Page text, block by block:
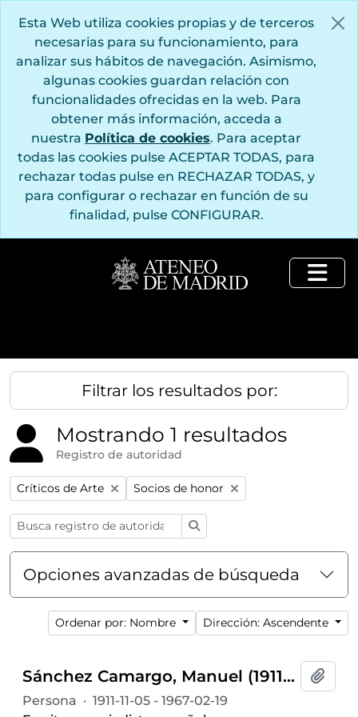
Esta Web utiliza cookies propias y de terceros
necesarias para su funcionamiento, para
analizar sus hábitos de navegación. Asimismo,
algunas cookies guardan relación con
funcionalidades ofrecidas en la web. Para
obtener más información, acceda a
nuestra Política de cookies. Para aceptar
todas las cookies pulse ACEPTAR TODAS, para
rechazar todas pulse en RECHAZAR TODAS, y
para configurar o rechazar en función de su
finalidad, pulse CONFIGURAR.
Filtrar los resultados por:
Mostrando 1 resultados
Registro de autoridad
Remove filter:
Críticos de Arte Remove filter:
Socios de honor
Opciones avanzadas de búsqueda
Ordenar por: Nombre Dirección: Ascendente
Sánchez Camargo, Manuel (1911-1967)
Persona · 1911-11-05 - 1967-02-19